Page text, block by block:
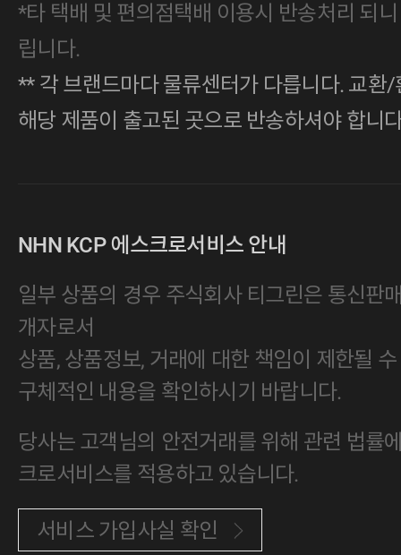
*타 택배 및 편의점택배 이용시 반송처리 되
립니다.
** 각 브랜드마다 물류센터가 다릅니다. 교환
해당 제품이 출고된 곳으로 반송하셔야 합니
NHN KCP 에스크로서비스 안내
일부 상품의 경우 주식회사 티그린은 통신판
개자로서
상품, 상품정보, 거래에 대한 책임이 제한될
구체적인 내용을 확인하시기 바랍니다.
당사는 고객님의 안전거래를 위해 관련 법률
크로서비스를 적용하고 있습니다.
서비스 가입사실 확인